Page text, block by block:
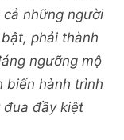
những người
phải thành
ngưỡng mộ
biến hành trình
đua đầy kiệt